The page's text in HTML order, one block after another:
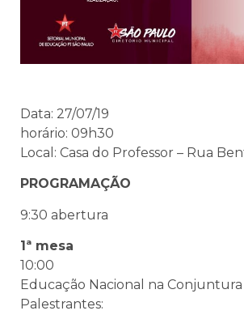
Data: 27/07/19
horário: 09h30
Local: Casa do Professor – Rua
PROGRAMAÇÃO
9:30 abertura
1ª mesa
10:00
Educação Nacional na Conjuntura
Palestrantes: